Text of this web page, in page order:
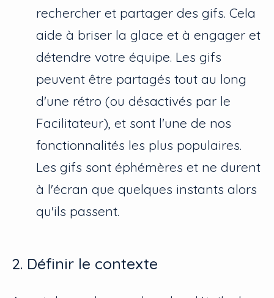
rechercher et partager des gifs. Cela
aide à briser la glace et à engager et
détendre votre équipe. Les gifs
peuvent être partagés tout au long
d'une rétro (ou désactivés par le
Facilitateur), et sont l'une de nos
fonctionnalités les plus populaires.
Les gifs sont éphémères et ne durent
à l'écran que quelques instants alors
qu'ils passent.
2. Définir le contexte